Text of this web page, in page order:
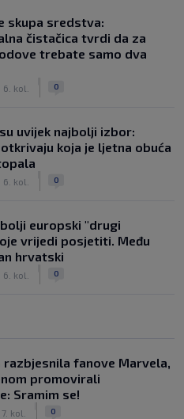
skupa sredstva:
čistačica tvrdi da za
trebate samo dva
6. kol. 0
uvijek najbolji izbor:
koja je ljetna obuća
6. kol. 0
europski "drugi
vrijedi posjetiti. Među
hrvatski
6. kol. 0
razbjesnila fanove Marvela,
promovirali
Sramim se!
7. kol. 0